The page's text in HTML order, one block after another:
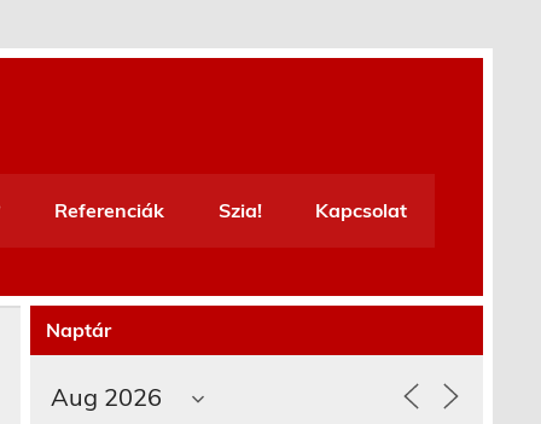
Referenciák Szia! Kapcsolat
Naptár